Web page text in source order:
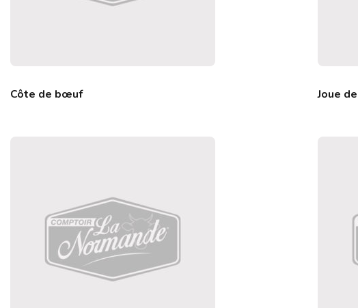
Côte de bœuf Joue